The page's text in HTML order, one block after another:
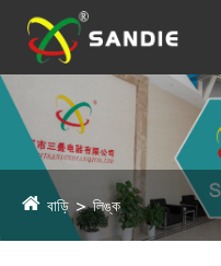
বাড়ি লিঙ্ক